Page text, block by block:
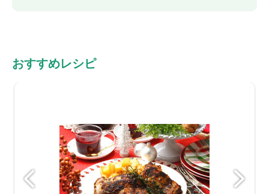
おすすめレシピ